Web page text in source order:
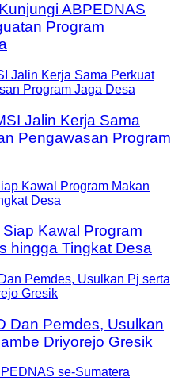
ABPEDNAS
Program
Jalin Kerja Sama
Pengawasan Program
Kawal Program
hingga Tingkat Desa
Dan Pemdes, Usulkan
Driyorejo Gresik